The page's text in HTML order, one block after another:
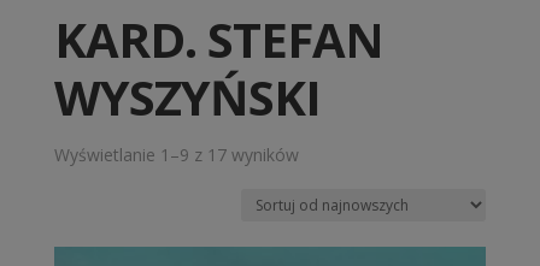
KARD. STEFAN
WYSZYŃSKI
Wyświetlanie 1–9 z 17 wynikówPosortowane
najnowszych